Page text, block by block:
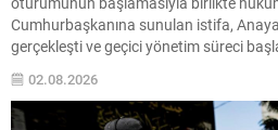
Cumhurbaşkanına sunulan istifa,
gerçekleşti ve geçici yönetim süreci
kabul edilen hükümet, yeni atama
edecek. Aynı gün yayımlanan ikinci
resmen tekrar başbakan...
02.08.2026